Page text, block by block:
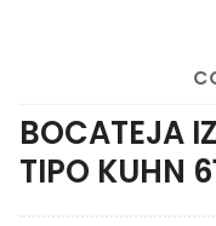
BOCATEJA
TIPO KUHN